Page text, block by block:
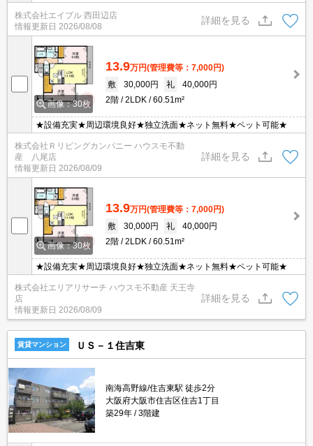
ー料金16,500円。ICロック電池2,090円(契約時)。ALSOKホームセ
キュリティ付で安心。
株式会社エイブル 西田辺店
情報更新日 2026/08/08
詳細を見る
画像：30枚
13.9万円(管理費等：7,000円)
敷
30,000円 礼
40,000円
2階
2LDK 60.51m²
★設備充実★周辺環境良好★独立洗面★ネット無料★ペット可能★
株式会社Ｒリビングカンパニー ハウスモ不動
産 八尾店
情報更新日 2026/08/09
詳細を見る
画像：30枚
13.9万円(管理費等：7,000円)
敷
30,000円 礼
40,000円
2階
2LDK 60.51m²
★設備充実★周辺環境良好★独立洗面★ネット無料★ペット可能★
株式会社エリアリサーチ ハウスモ不動産 天王寺
店
情報更新日 2026/08/09
詳細を見る
賃貸マンション ＵＳ－１住吉東
南海高野線/住吉東駅 徒歩2分
大阪府大阪市住吉区住吉1丁目
築29年
3階建